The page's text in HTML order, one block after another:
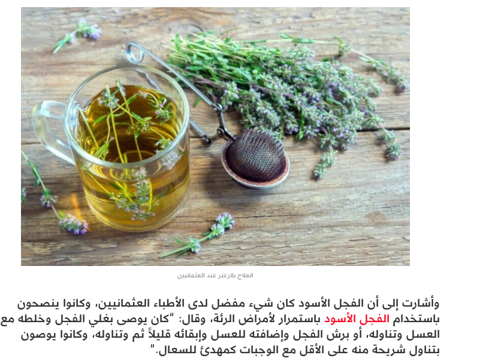
العلاج بالزعتر عند العثمانيين
وأشارت إلى أن الفجل الأسود كان شيء مفضل لدى الأطباء العثمانيين، وكانوا ينصحون
باستخدامالفجل الأسودباستمرار لأمراض الرئة، وقال: “كان يوصى بغلي الفجل وخلطه مع
العسل وتناوله، أو برش الفجل وإضافته للعسل وإبقائه قليلاً ثم وتناوله، وكانوا يوصون
بتناول شريحة منه على الأقل مع الوجبات كمهدئ للسعال.”